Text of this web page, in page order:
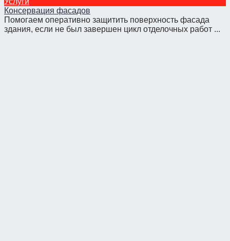
Консервация фасадов
Помогаем оперативно защитить поверхность фасада
здания, если не был завершен цикл отделочных работ ...